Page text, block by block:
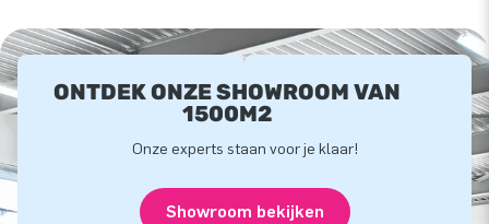
ONTDEK ONZE SHOWROOM VAN
1500M2
Onze experts staan voor je klaar!
Showroom bekijken